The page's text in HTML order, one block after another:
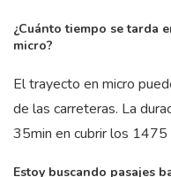
¿Cuánto tiempo se tarda
micro?
El trayecto en micro
de las carreteras. La
35min en cubrir los
Estoy buscando pasajes